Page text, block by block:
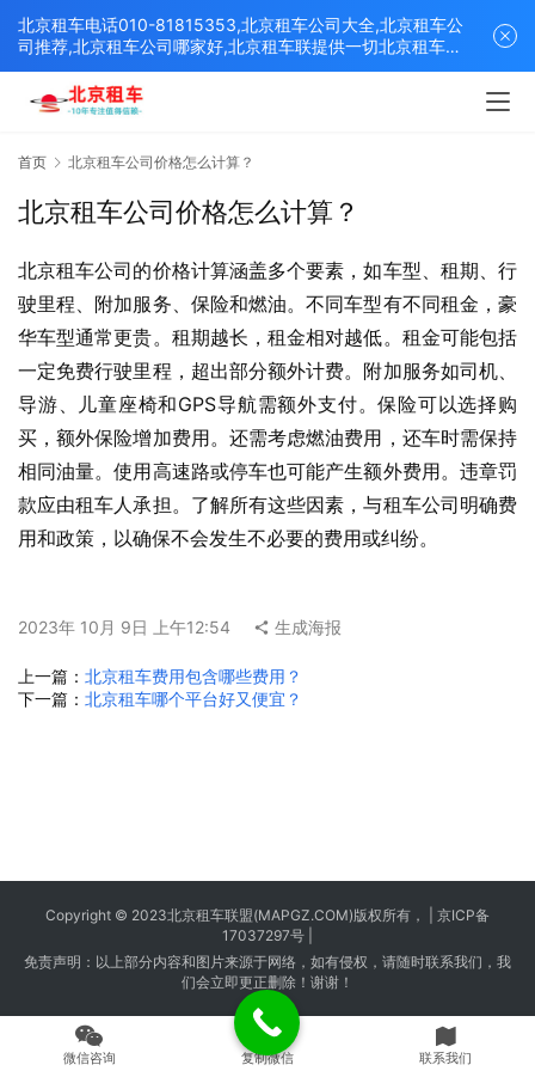
首页 北京租车公司价格怎么计算？
北京租车公司价格怎么计算？
北京租车公司的价格计算涵盖多个要素，如车型、租期、行
驶里程、附加服务、保险和燃油。不同车型有不同租金，豪
华车型通常更贵。租期越长，租金相对越低。租金可能包括
一定免费行驶里程，超出部分额外计费。附加服务如司机、
导游、儿童座椅和GPS导航需额外支付。保险可以选择购
买，额外保险增加费用。还需考虑燃油费用，还车时需保持
相同油量。使用高速路或停车也可能产生额外费用。违章罚
款应由租车人承担。了解所有这些因素，与租车公司明确费
用和政策，以确保不会发生不必要的费用或纠纷。
2023年 10月 9日 上午12:54 生成海报
上一篇： 北京租车费用包含哪些费用？
下一篇： 北京租车哪个平台好又便宜？
Copyright © 2023北京租车联盟(MAPGZ.COM)版权所有， | 京ICP备
17037297号
免责声明：以上部分内容和图片来源于网络，如有侵权，请随时联系我们，我
们会立即更正删除！谢谢！
微信咨询 复制微信 联系我们
北京租车电话010-81815353,北京租车公司大全,北京租车公
司推荐,北京租车公司哪家好,北京租车联提供一切北京租车解
决方案,打造北京优质的租车平台！